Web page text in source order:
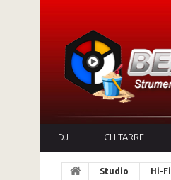
DJ CHITARRE
Studio Hi-Fi